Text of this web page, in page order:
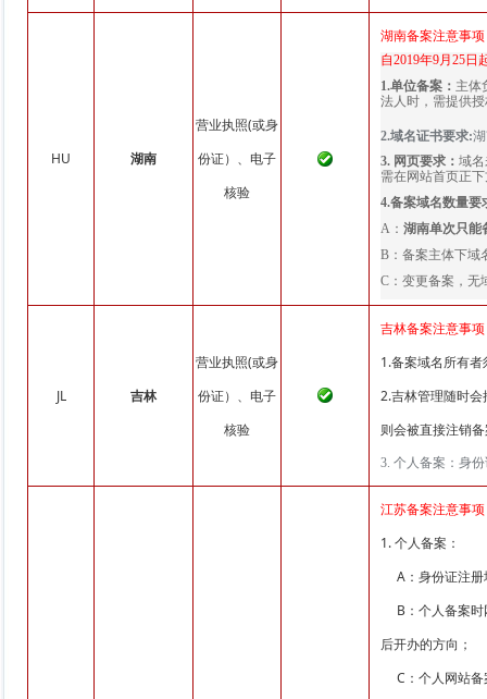
HU 湖南
营业执照(或身
份证）、电子
核验
湖南备案注意事项
自2019年9月25
1.单位备案： 主体
法人时，需提供
2.域名证书要求:
3. 网页要求： 域
需在网站首页正
4.备案域名数量要
A ： 湖南单次只能
B ：备案主体下
C：变更备案，无
JL 吉林
营业执照(或身
份证）、电子
核验
吉林备案注意事项
1.备案域名所有
2.吉林管理随时
则会被直接注销
3. 个人备案：身
江苏备案注意事项
1. 个人备案：
A：身份证注册
B：个人备案时
后开办的方向；
C：个人网站备